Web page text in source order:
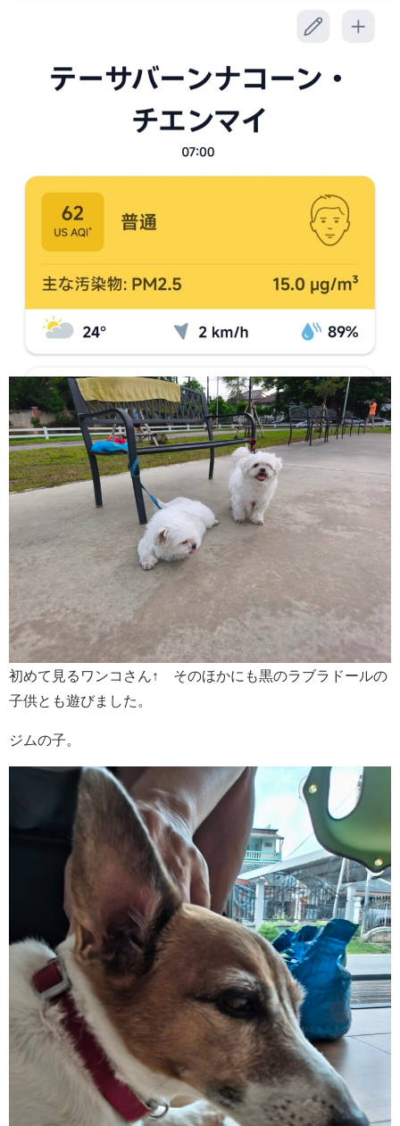
初めて見るワンコさん↑ そのほかにも黒のラブラドールの
子供とも遊びました。
ジムの子。